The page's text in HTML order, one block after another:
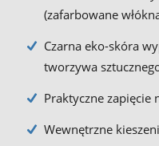
(zafarbowane
Czarna eko-skóra
tworzywa
Praktyczne zapięcie
Wewnętrzne